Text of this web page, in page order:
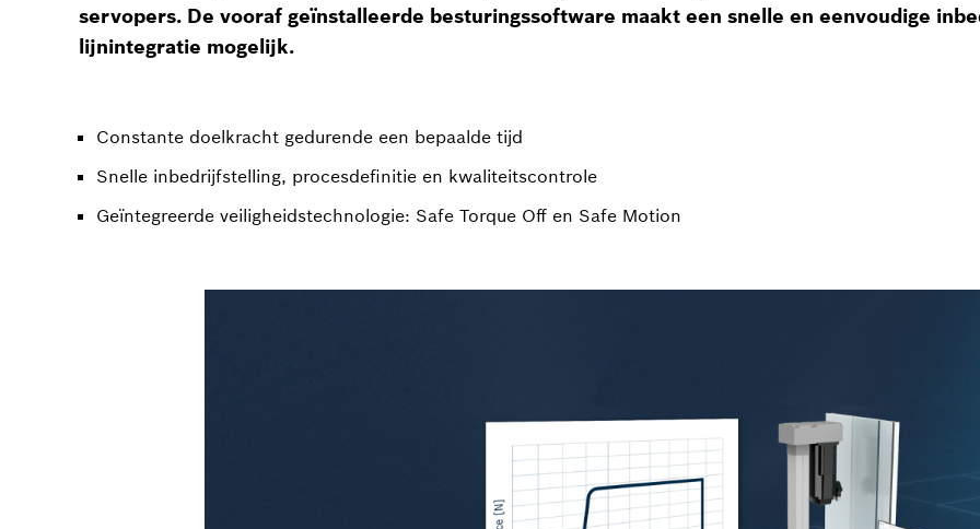
servopers. De vooraf geïnstalleerde besturingssoftware maakt een snelle en eenvoudige
lijnintegratie mogelijk.
Constante doelkracht gedurende een bepaalde tijd
Snelle inbedrijfstelling, procesdefinitie en kwaliteitscontrole
Geïntegreerde veiligheidstechnologie: Safe Torque Off en Safe Motion